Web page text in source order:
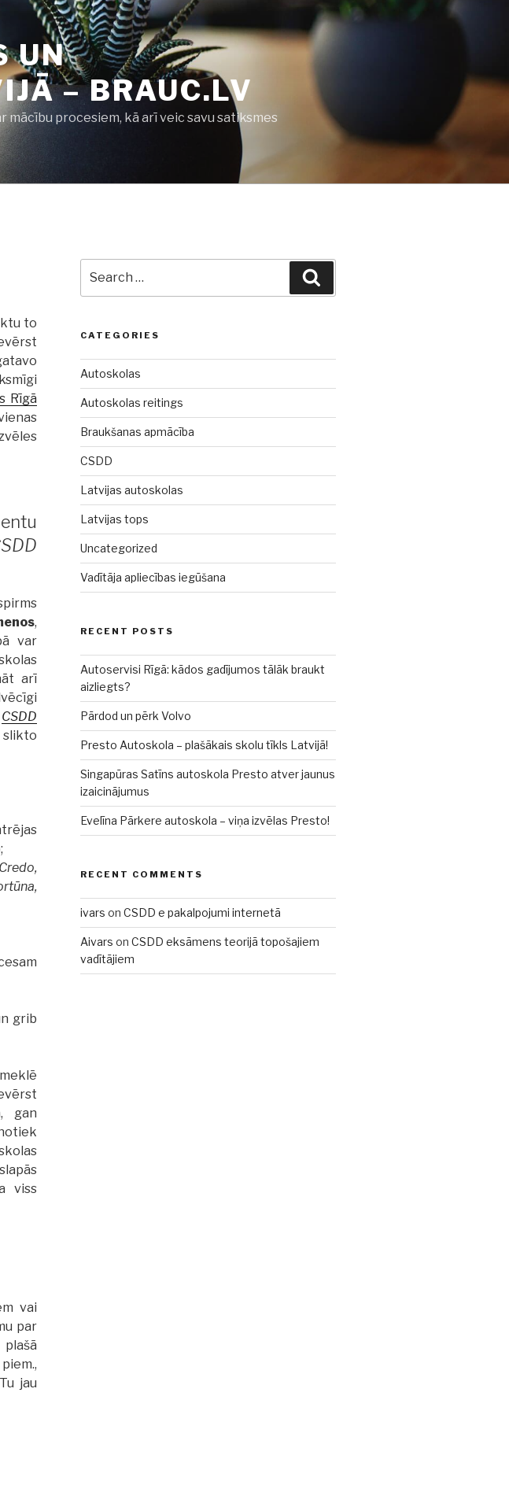
UN
– BRAUC.LV
procesiem, kā arī veic savu satiksmes
to
Rīgā
,
var
arī
CSDD
Credo,
grib
gan
viss
vai
par
jau
for:
CATEGORIES
Autoskolas
Autoskolas reitings
Braukšanas apmācība
CSDD
Latvijas autoskolas
Latvijas tops
Uncategorized
Vadītāja apliecības iegūšana
RECENT POSTS
Autoservisi Rīgā: kādos gadījumos tālāk braukt
aizliegts?
Pārdod un pērk Volvo
Presto Autoskola – plašākais skolu tīkls Latvijā!
Singapūras Satīns autoskola Presto atver jaunus
izaicinājumus
Evelīna Pārkere autoskola – viņa izvēlas Presto!
RECENT COMMENTS
ivars on CSDD e pakalpojumi internetā
Aivars on CSDD eksāmens teorijā topošajiem
vadītājiem